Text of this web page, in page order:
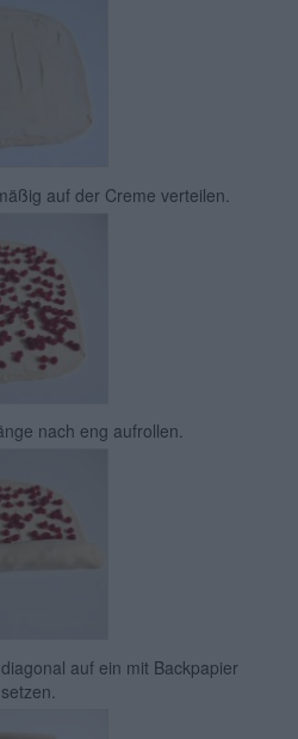
auf der Creme verteilen.
nach eng aufrollen.
auf ein mit Backpapier